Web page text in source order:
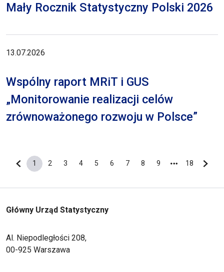
Mały Rocznik Statystyczny Polski 2026
13.07.2026
Wspólny raport MRiT i GUS
„Monitorowanie realizacji celów
zrównoważonego rozwoju w Polsce”
Poprzednia strona
Bieżąca strona
1
Strona
2
Strona
3
Strona
4
Strona
5
Strona
6
Strona
7
Strona
8
Strona
9
Ostatnia
18
Główny Urząd Statystyczny
Al. Niepodległości 208,
00-925 Warszawa